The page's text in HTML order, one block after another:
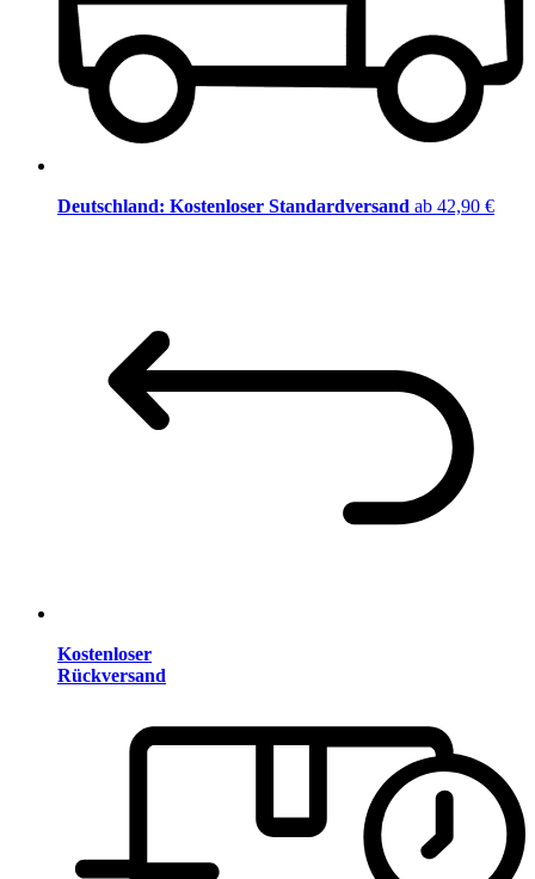
Deutschland: Kostenloser Standardversand ab 42,90 €
Kostenloser
Rückversand